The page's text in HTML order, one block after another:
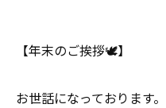
【年末のご挨拶🕊️】
お世話になっております。